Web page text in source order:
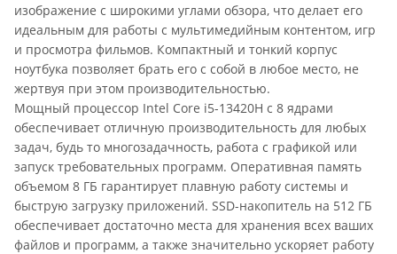
изображение с широкими углами обзора, что делает его
идеальным для работы с мультимедийным контентом, игр
и просмотра фильмов. Компактный и тонкий корпус
ноутбука позволяет брать его с собой в любое место, не
жертвуя при этом производительностью.
Мощный процессор Intel Core i5-13420H с 8 ядрами
обеспечивает отличную производительность для любых
задач, будь то многозадачность, работа с графикой или
запуск требовательных программ. Оперативная память
объемом 8 ГБ гарантирует плавную работу системы и
быструю загрузку приложений. SSD-накопитель на 512 ГБ
обеспечивает достаточно места для хранения всех ваших
файлов и программ, а также значительно ускоряет работу